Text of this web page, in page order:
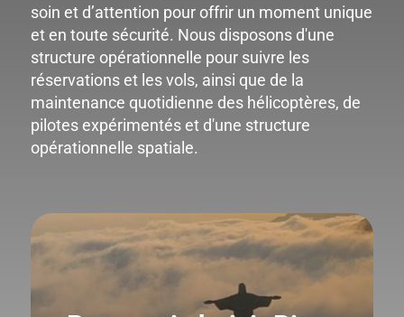
soin et d’attention pour offrir un moment unique
et en toute sécurité. Nous disposons d'une
structure opérationnelle pour suivre les
réservations et les vols, ainsi que de la
maintenance quotidienne des hélicoptères, de
pilotes expérimentés et d'une structure
opérationnelle spatiale.